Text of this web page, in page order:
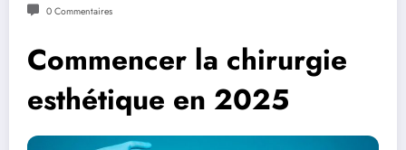
0 Commentaires
Commencer la chirurgie
esthétique en 2025